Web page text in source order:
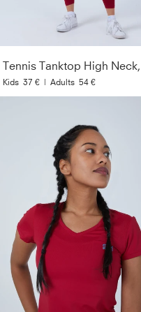
Kids 37 € | Adults 54 €